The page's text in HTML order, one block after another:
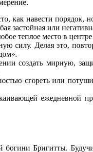
как навести порядок,
застойная или
теплое место в
силу. Делая это,
создать мирную,
сгореть или
ежедневной
Бригитты.